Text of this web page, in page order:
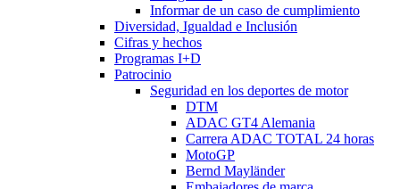
Informar de un caso de cumplimiento
Diversidad, Igualdad e Inclusión
Cifras y hechos
Programas I+D
Patrocinio
Seguridad en los deportes de motor
DTM
ADAC GT4 Alemania
Carrera ADAC TOTAL 24 horas
MotoGP
Bernd Mayländer